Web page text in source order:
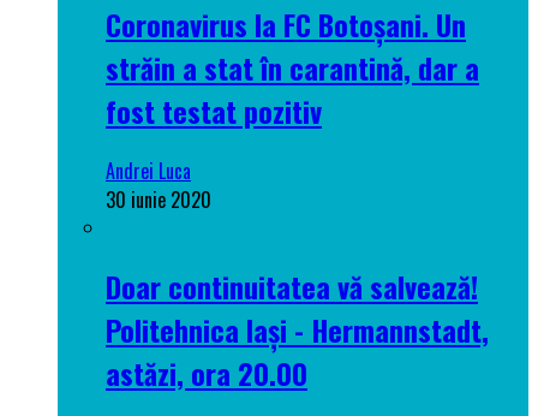
Coronavirus la FC Botoșani. Un
străin a stat în carantină, dar a
fost testat pozitiv
Andrei Luca
30 iunie 2020
Doar continuitatea vă salvează!
Politehnica Iași - Hermannstadt,
astăzi, ora 20.00